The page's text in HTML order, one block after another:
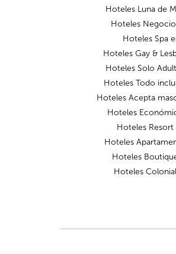
Hoteles Luna de
Hoteles
Hoteles Spa
Hoteles Gay &
Hoteles Solo
Hoteles Todo
Hoteles Acepta
Hoteles
Hoteles Resort
Hoteles
Hoteles
Hoteles